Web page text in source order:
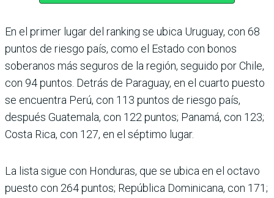
En el primer lugar del ran­king se ubica Uruguay, con 68
puntos de riesgo país, como el Estado con bonos
soberanos más seguros de la región, seguido por Chile,
con 94 puntos. Detrás de Para­guay, en el cuarto puesto
se encuentra Perú, con 113 pun­tos de riesgo país,
después Guatemala, con 122 puntos; Panamá, con 123;
Costa Rica, con 127, en el séptimo lugar.
La lista sigue con Hondu­ras, que se ubica en el octavo
puesto con 264 puntos; República Dominicana, con 171;